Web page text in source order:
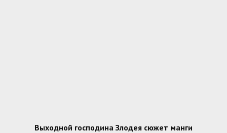
Выходной господина Злодея сюжет манги